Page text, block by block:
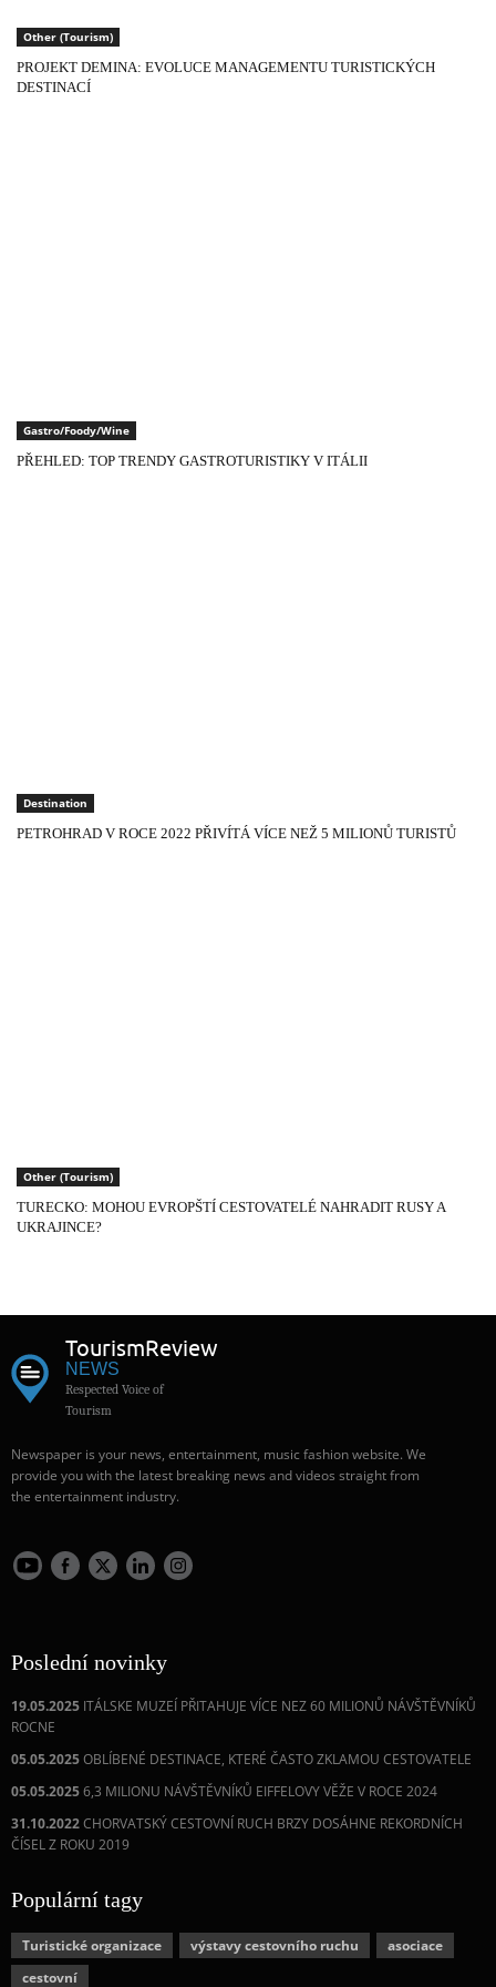
Other (Tourism)
PROJEKT DEMINA: EVOLUCE MANAGEMENTU TURISTICKÝCH
DESTINACÍ
Gastro/Foody/Wine
PŘEHLED: TOP TRENDY GASTROTURISTIKY V ITÁLII
Destination
PETROHRAD V ROCE 2022 PŘIVÍTÁ VÍCE NEŽ 5 MILIONŮ TURISTŮ
Other (Tourism)
TURECKO: MOHOU EVROPŠTÍ CESTOVATELÉ NAHRADIT RUSY A
UKRAJINCE?
TourismReview
NEWS
Respected Voice of
Tourism
Newspaper is your news, entertainment, music fashion website. We
provide you with the latest breaking news and videos straight from
the entertainment industry.
Poslední novinky
19.05.2025 ITÁLSKE MUZEÍ PŘITAHUJE VÍCE NEZ 60 MILIONŮ NÁVŠTĚVNÍKŮ
ROCNE
05.05.2025OBLÍBENÉ DESTINACE, KTERÉ ČASTO ZKLAMOU CESTOVATELE
05.05.20256,3 MILIONU NÁVŠTĚVNÍKŮ EIFFELOVY VĚŽE V ROCE 2024
31.10.2022CHORVATSKÝ CESTOVNÍ RUCH BRZY DOSÁHNE REKORDNÍCH
ČÍSEL Z ROKU 2019
Populární tagy
Turistické organizace výstavy cestovního ruchu
asociace
cestovní